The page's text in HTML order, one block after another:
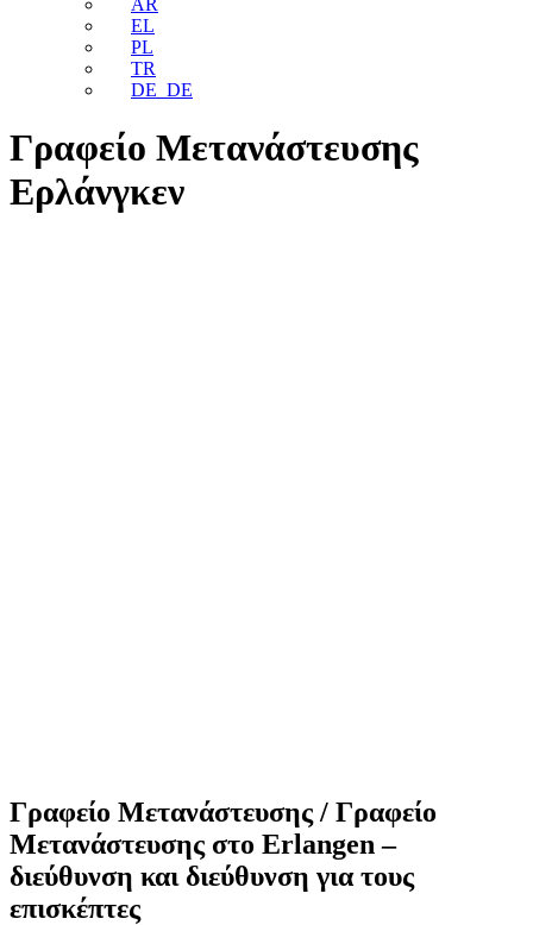
AR
EL
PL
TR
DE_DE
Γραφείο Μετανάστευσης
Ερλάνγκεν
Γραφείο Μετανάστευσης / Γραφείο
Μετανάστευσης στο Erlangen –
διεύθυνση και διεύθυνση για τους
επισκέπτες